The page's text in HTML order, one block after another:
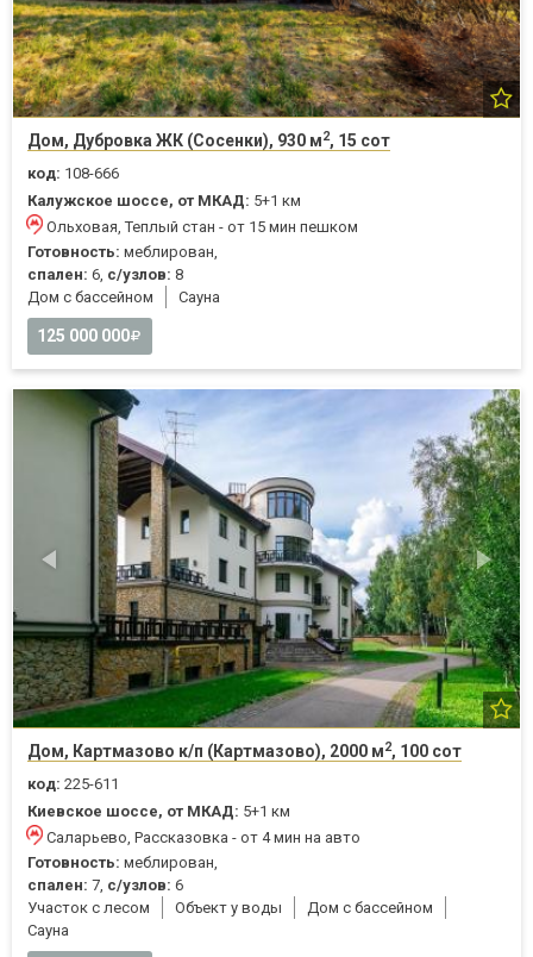
Дом, Дубровка ЖК (Сосенки), 930 м2, 15 сот
код: 108-666
Калужское шоссе, от МКАД: 5+1 км
Ольховая, Теплый стан - от 15 мин пешком
Готовность: меблирован,
спален: 6, с/узлов: 8
Дом с бассейном
Cауна
125 000 000
Дом, Картмазово к/п (Картмазово), 2000 м2, 100 сот
код: 225-611
Киевское шоссе, от МКАД: 5+1 км
Саларьево, Рассказовка - от 4 мин на авто
Готовность: меблирован,
спален: 7, с/узлов: 6
Участок с лесом
Объект у воды
Дом с бассейном
Cауна